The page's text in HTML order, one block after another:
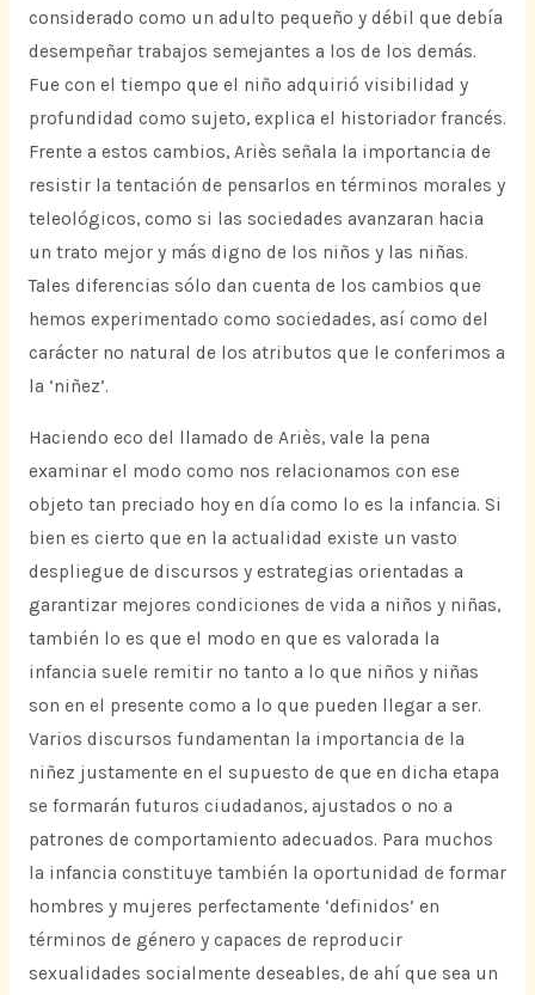
considerado como un adulto pequeño y débil que debía
desempeñar trabajos semejantes a los de los demás.
Fue con el tiempo que el niño adquirió visibilidad y
profundidad como sujeto, explica el historiador francés.
Frente a estos cambios, Ariès señala la importancia de
resistir la tentación de pensarlos en términos morales y
teleológicos, como si las sociedades avanzaran hacia
un trato mejor y más digno de los niños y las niñas.
Tales diferencias sólo dan cuenta de los cambios que
hemos experimentado como sociedades, así como del
carácter no natural de los atributos que le conferimos a
la ‘niñez’.
Haciendo eco del llamado de Ariès, vale la pena
examinar el modo como nos relacionamos con ese
objeto tan preciado hoy en día como lo es la infancia. Si
bien es cierto que en la actualidad existe un vasto
despliegue de discursos y estrategias orientadas a
garantizar mejores condiciones de vida a niños y niñas,
también lo es que el modo en que es valorada la
infancia suele remitir no tanto a lo que niños y niñas
son en el presente como a lo que pueden llegar a ser.
Varios discursos fundamentan la importancia de la
niñez justamente en el supuesto de que en dicha etapa
se formarán futuros ciudadanos, ajustados o no a
patrones de comportamiento adecuados. Para muchos
la infancia constituye también la oportunidad de formar
hombres y mujeres perfectamente ‘definidos’ en
términos de género y capaces de reproducir
sexualidades socialmente deseables, de ahí que sea un